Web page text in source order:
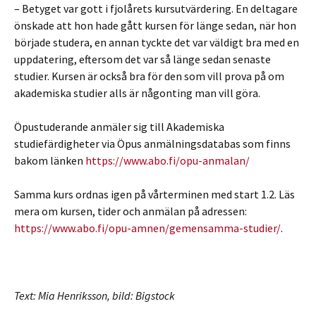
– Betyget var gott i fjolårets kursutvärdering. En deltagare
önskade att hon hade gått kursen för länge sedan, när hon
började studera, en annan tyckte det var väldigt bra med en
uppdatering, eftersom det var så länge sedan senaste
studier. Kursen är också bra för den som vill prova på om
akademiska studier alls är någonting man vill göra.
Öpustuderande anmäler sig till Akademiska
studiefärdigheter via Öpus anmälningsdatabas som finns
bakom länken https://www.abo.fi/opu-anmalan/
Samma kurs ordnas igen på vårterminen med start 1.2. Läs
mera om kursen, tider och anmälan på adressen:
https://www.abo.fi/opu-amnen/gemensamma-studier/.
Text: Mia Henriksson, bild: Bigstock